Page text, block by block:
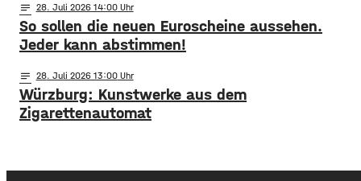
anderem die Sperrung der B27-Brücke bekanntgegeben.
Eine Übersicht über alle aktuellen Baustellen findet ihr
hier. ​Sperrung B27-Brücke ​Eine der größten
Einschränkungen wird für Autofahrer die Sperrung der B27-
Brücke über
notes 28. Juli 2026 14:00
So sollen die neuen Euroscheine aussehen.
Jeder kann abstimmen!
notes 28. Juli 2026 13:00
Würzburg: Kunstwerke aus dem
Zigarettenautomat